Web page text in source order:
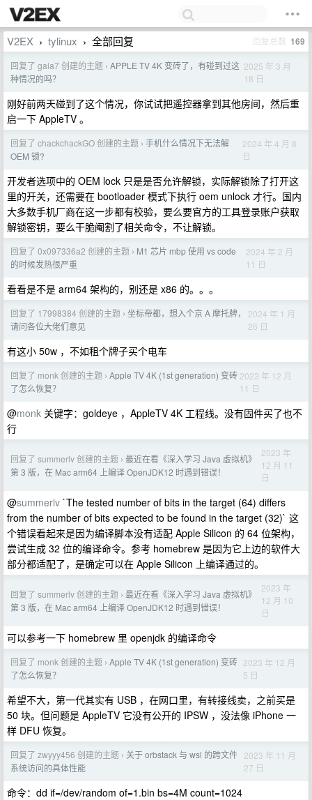
V2EX › tylinux › 全部回复 回复总数 169
回复了 gala7 创建的主题 › APPLE TV 4K 变砖了，有碰到过这
种情况的吗？
2025 年 3 月
18 日
刚好前两天碰到了这个情况，你试试把遥控器拿到其他房间，然后重
启一下 AppleTV 。
回复了 chackchackGO 创建的主题 › 手机什么情况下无法解
OEM 锁?
2024 年 4 月 8
日
开发者选项中的 OEM lock 只是是否允许解锁，实际解锁除了打开这
里的开关，还需要在 bootloader 模式下执行 oem unlock 才行。国内
大多数手机厂商在这一步都有校验，要么要官方的工具登录账户获取
解锁密钥，要么干脆阉割了相关命令，不让解锁。
回复了 0x097336a2 创建的主题 › M1 芯片 mbp 使用 vs code
的时候发热很严重
2024 年 2 月
11 日
看看是不是 arm64 架构的，别还是 x86 的。。。
回复了 17998384 创建的主题 › 坐标帝都，想入个京 A 摩托牌，
请问各位大佬们意见
2024 年 1 月
26 日
有这小 50w ，不如租个牌子买个电车
回复了 monk 创建的主题 › Apple TV 4K (1st generation) 变砖
了怎么恢复？
2023 年 12 月
11 日
@monk 关键字：goldeye ，AppleTV 4K 工程线。没有固件买了也不
行
回复了 summerlv 创建的主题 › 最近在看《深入学习 Java 虚拟机》
第 3 版，在 Mac arm64 上编译 OpenJDK12 时遇到错误！
2023 年
12 月 11
日
@summerlv `The tested number of bits in the target (64) differs
from the number of bits expected to be found in the target (32)` 这
个错误看起来是因为编译脚本没有适配 Apple Silicon 的 64 位架构，
尝试生成 32 位的编译命令。参考 homebrew 是因为它上边的软件大
部分都适配了，是确定可以在 Apple Silicon 上编译通过的。
回复了 summerlv 创建的主题 › 最近在看《深入学习 Java 虚拟机》
第 3 版，在 Mac arm64 上编译 OpenJDK12 时遇到错误！
2023 年
12 月 10
日
可以参考一下 homebrew 里 openjdk 的编译命令
回复了 monk 创建的主题 › Apple TV 4K (1st generation) 变砖
了怎么恢复？
2023 年 12 月
5 日
希望不大，第一代其实有 USB ，在网口里，有转接线卖，之前买是
50 块。但问题是 AppleTV 它没有公开的 IPSW ，没法像 iPhone 一
样 DFU 恢复。
回复了 zwyyy456 创建的主题 › 关于 orbstack 与 wsl 的跨文件
系统访问的具体性能
2023 年 11 月
27 日
命令：dd if=/dev/random of=1.bin bs=4M count=1024